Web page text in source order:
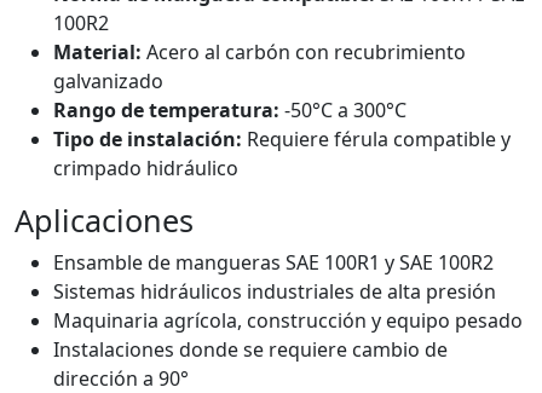
100R2
Material: Acero al carbón con recubrimiento
galvanizado
Rango de temperatura: -50°C a 300°C
Tipo de instalación: Requiere férula compatible y
crimpado hidráulico
Aplicaciones
Ensamble de mangueras SAE 100R1 y SAE 100R2
Sistemas hidráulicos industriales de alta presión
Maquinaria agrícola, construcción y equipo pesado
Instalaciones donde se requiere cambio de
dirección a 90°